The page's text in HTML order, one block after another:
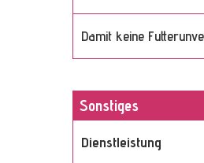
Damit keine
Sonstiges
Dienstleistung